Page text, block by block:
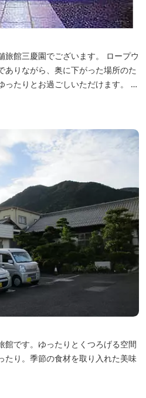
旅館三慶園でございます。 ロープウ
ありながら、奥に下がった場所のた
たりとお過ごしいただけます。 自
岳を背に、御在所ロープウェイが
る湯の山の自然と対話しながら至
館です。ゆったりとくつろげる空間
たり。季節の食材を取り入れた美味